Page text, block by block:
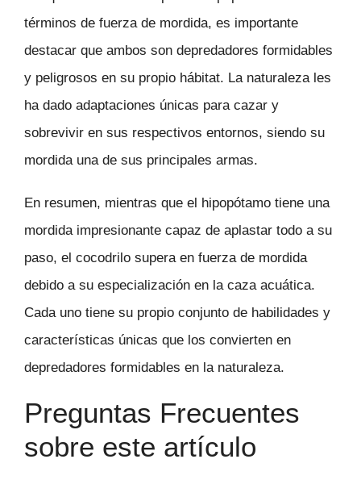
términos de fuerza de mordida, es importante
destacar que ambos son depredadores formidables
y peligrosos en su propio hábitat. La naturaleza les
ha dado adaptaciones únicas para cazar y
sobrevivir en sus respectivos entornos, siendo su
mordida una de sus principales armas.
En resumen, mientras que el hipopótamo tiene una
mordida impresionante capaz de aplastar todo a su
paso, el cocodrilo supera en fuerza de mordida
debido a su especialización en la caza acuática.
Cada uno tiene su propio conjunto de habilidades y
características únicas que los convierten en
depredadores formidables en la naturaleza.
Preguntas Frecuentes
sobre este artículo